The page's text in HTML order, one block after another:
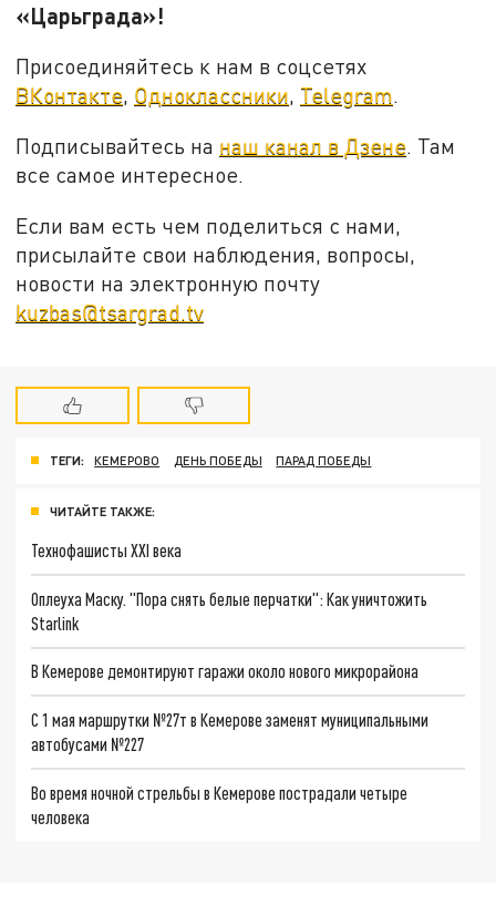
«Царьграда»!
Присоединяйтесь к нам в соцсетях
ВКонтакте, Одноклассники, Telegram.
Подписывайтесь на наш канал в Дзене. Там
все самое интересное.
Если вам есть чем поделиться с нами,
присылайте свои наблюдения, вопросы,
новости на электронную почту
kuzbas@tsargrad.tv
ТЕГИ: КЕМЕРОВО ДЕНЬ ПОБЕДЫ ПАРАД ПОБЕДЫ
ЧИТАЙТЕ ТАКЖЕ:
Технофашисты XXI века
Оплеуха Маску. "Пора снять белые перчатки": Как уничтожить
Starlink
В Кемерове демонтируют гаражи около нового микрорайона
С 1 мая маршрутки №27т в Кемерове заменят муниципальными
автобусами №227
Во время ночной стрельбы в Кемерове пострадали четыре
человека